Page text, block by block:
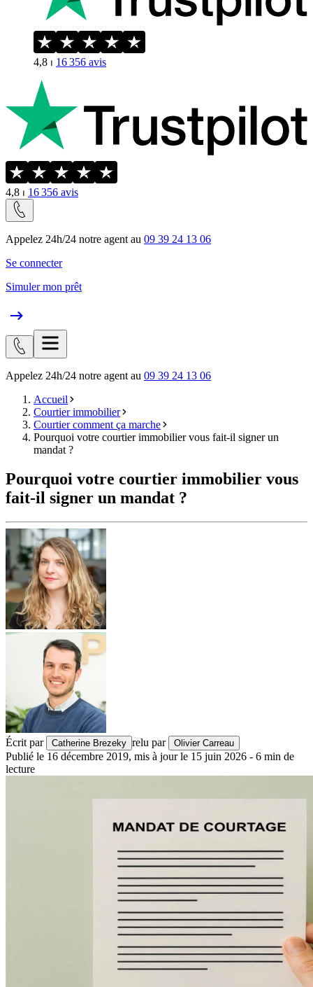
4,8 ⏐ 16 356 avis
4,8 ⏐ 16 356 avis
Appelez 24h/24 notre agent au 09 39 24 13 06
Se connecter
Simuler mon prêt
Appelez 24h/24 notre agent au 09 39 24 13 06
Accueil
Courtier immobilier
Courtier comment ça marche
Pourquoi votre courtier immobilier vous fait-il signer un
mandat ?
Pourquoi votre courtier immobilier vous
fait-il signer un mandat ?
Écrit par Catherine Brezeky relu par Olivier Carreau
Publié le 16 décembre 2019, mis à jour le 15 juin 2026 - 6 min de
lecture